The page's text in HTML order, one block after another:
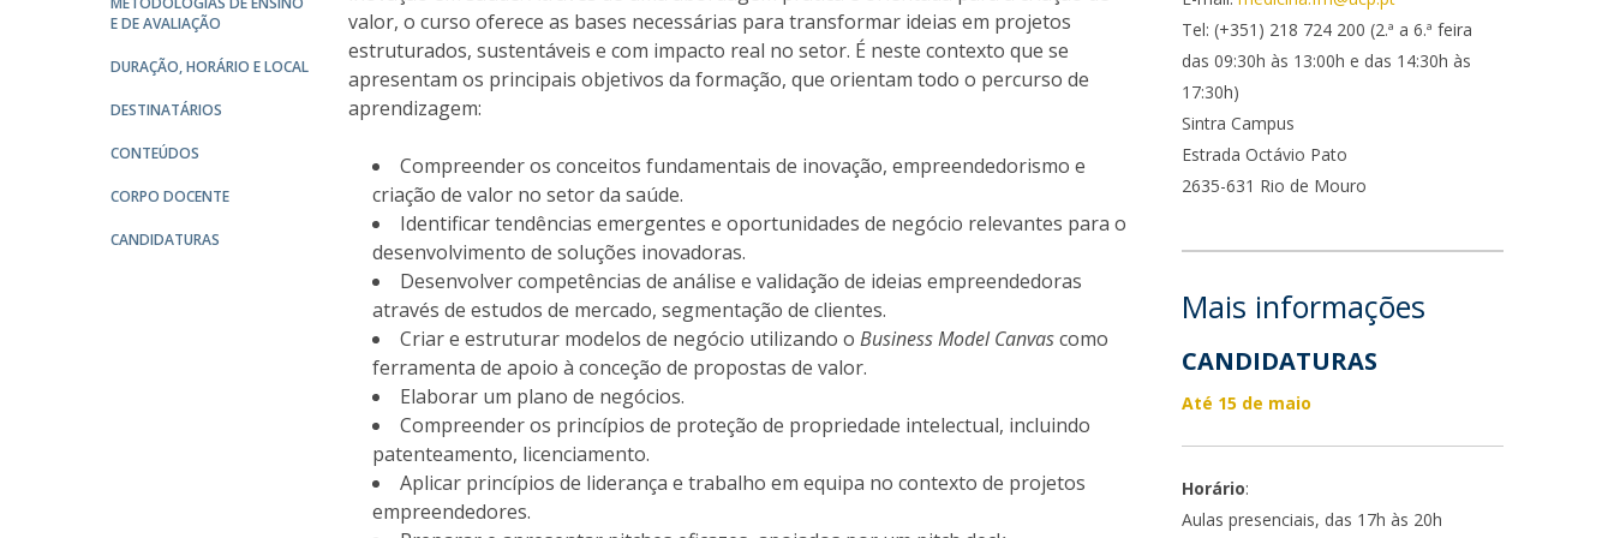
Pós-Doutoramento em Bioética
Applications
Awards
Conhecer a FM
Estudantes Embaixadores
Media & Público
E DE AVALIAÇÃO
DURAÇÃO, HORÁRIO E LOCAL
DESTINATÁRIOS
CONTEÚDOS
CORPO DOCENTE
CANDIDATURAS
valor, o curso oferece as bases necessárias para transformar ideias em projetos
estruturados, sustentáveis e com impacto real no setor. É neste contexto que se
apresentam os principais objetivos da formação, que orientam todo o percurso de
aprendizagem:
Compreender os conceitos fundamentais de inovação, empreendedorismo e
criação de valor no setor da saúde.
Identificar tendências emergentes e oportunidades de negócio relevantes para o
desenvolvimento de soluções inovadoras.
Desenvolver competências de análise e validação de ideias empreendedoras
através de estudos de mercado, segmentação de clientes.
Criar e estruturar modelos de negócio utilizando oBusiness Model Canvascomo
ferramenta de apoio à conceção de propostas de valor.
Elaborar um plano de negócios.
Compreender os princípios de proteção de propriedade intelectual, incluindo
patenteamento, licenciamento.
Aplicar princípios de liderança e trabalho em equipa no contexto de projetos
empreendedores.
Tel: (+351) 218 724 200 (2.ª a 6.ª feira
das 09:30h às 13:00h e das 14:30h às
17:30h)
Sintra Campus
Estrada Octávio Pato
2635-631 Rio de Mouro
Mais informações
CANDIDATURAS
Até 15 de maio
Horário:
Aulas presenciais, das 17h às 20h